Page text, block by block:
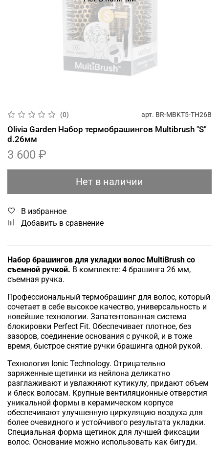
(0) арт. BR-MBKT5-TH26B
Olivia Garden Набор термобрашингов Multibrush "S"
d.26мм
3 600 ₽
Нет в наличии
В избранное
Добавить в сравнение
Набор брашингов для укладки волос MultiBrush со
съемной ручкой. В комплекте: 4 брашинга 26 мм,
съемная ручка.
Профессиональный термобрашинг для волос, который
сочетает в себе высокое качество, универсальность и
новейшие технологии. Запатентованная система
блокировки Perfect Fit. Обеспечивает плотное, без
зазоров, соединение основания с ручкой, и в тоже
время, быстрое снятие ручки брашинга одной рукой.
Технология Ionic Technology. Отрицательно
заряженные щетинки из нейлона деликатно
разглаживают и увлажняют кутикулу, придают объем
и блеск волосам. Крупные вентиляционные отверстия
уникальной формы в керамическом корпусе
обеспечивают улучшенную циркуляцию воздуха для
более очевидного и устойчивого результата укладки.
Специальная форма щетинок для лучшей фиксации
волос. Основание можно использовать как бигуди.